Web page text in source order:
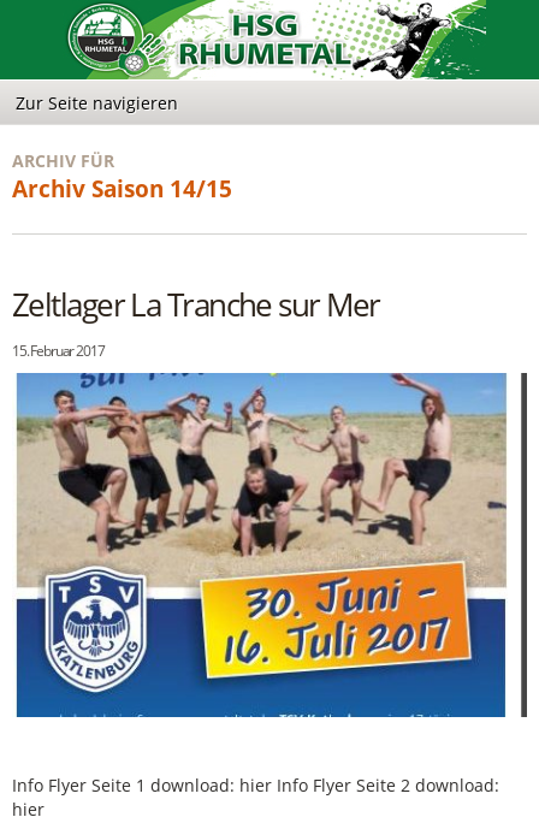
ARCHIV FÜR
Archiv Saison 14/15
Zeltlager La Tranche sur Mer
15. Februar 2017
Info Flyer Seite 1 download: hier Info Flyer Seite 2 download:
hier